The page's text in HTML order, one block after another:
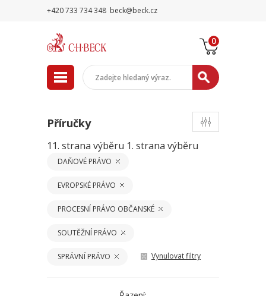
+420 733 734 348 beck@beck.cz
0
Příručky
11. strana výběru 1. strana výběru
DAŇOVÉ PRÁVO
EVROPSKÉ PRÁVO
PROCESNÍ PRÁVO OBČANSKÉ
SOUTĚŽNÍ PRÁVO
SPRÁVNÍ PRÁVO Vynulovat filtry